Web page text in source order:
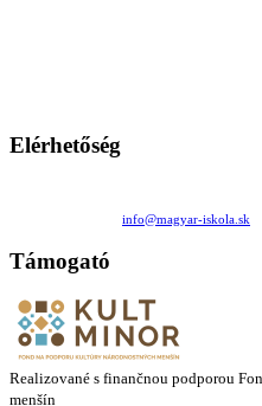
Elérhetőség
info@magyar-iskola.sk
Támogató
Realizované s finančnou podporou
menšín